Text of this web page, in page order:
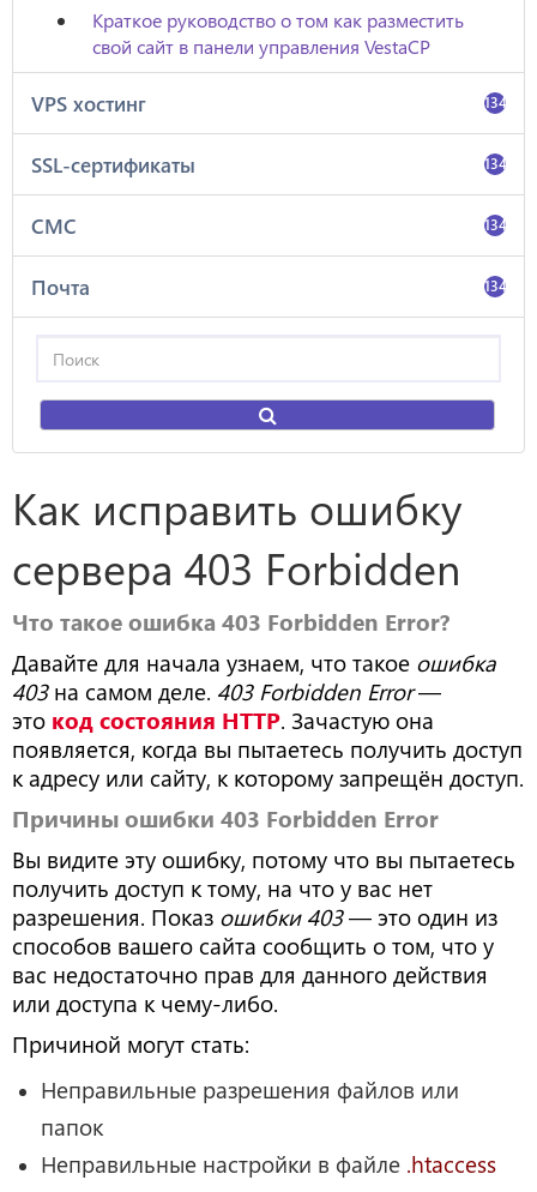
Краткое руководство о том как разместить
свой сайт в панели управления VestaCP
VPS хостинг 134
SSL-сертификаты 134
СМС 134
Почта 134
Как исправить ошибку
сервера 403 Forbidden
Что такое ошибка 403 Forbidden Error?
Давайте для начала узнаем, что такое ошибка
403на самом деле. 403 Forbidden Error—
это код состояния HTTP. Зачастую она
появляется, когда вы пытаетесь получить доступ
к адресу или сайту, к которому запрещён доступ.
Причины ошибки 403 Forbidden Error
Вы видите эту ошибку, потому что вы пытаетесь
получить доступ к тому, на что у вас нет
разрешения. Показ ошибки 403— это один из
способов вашего сайта сообщить о том, что у
вас недостаточно прав для данного действия
или доступа к чему-либо.
Причиной могут стать:
Неправильные разрешения файлов или
папок
Неправильные настройки в файле .htaccess